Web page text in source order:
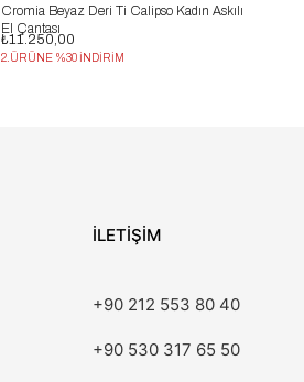
Cromia Beyaz Deri Ti Calipso Kadın Askılı
El Çantası
₺11.250,00
2.ÜRÜNE %30 İNDİRİM
İLETİŞİM
+90 212 553 80 40
+90 530 317 65 50